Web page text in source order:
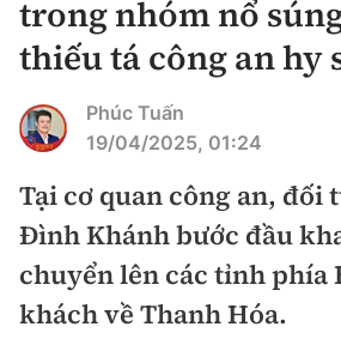
Chuyện dọc đường
Cải chính
Quy hoạch kiến trúc
Vật liệu xây dựng
Giám định chất lượng
Quản lý đô thị
Giao thông
Quản lý
Đường bộ
Hàng không
Đường sắt
Đăng kiểm
Thị trường
Tài chính
Chứng khoán
Bảo hiểm
Pháp luật
Thanh tra
An ninh hình sự
Điều tra
An toàn giao thông
Giao thông 24h
Chất lượng sống
trong nhóm nổ
thiếu tá công an hy
Phúc Tuấn
19/04/2025, 01:24
Tại cơ quan công an, đối
Đình Khánh bước đầu
chuyển lên các tỉnh phía
khách về Thanh Hóa.